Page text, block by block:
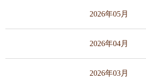
2026年05月
2026年04月
2026年03月